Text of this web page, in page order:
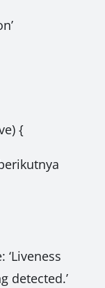
{
‘Liveness
detected.’